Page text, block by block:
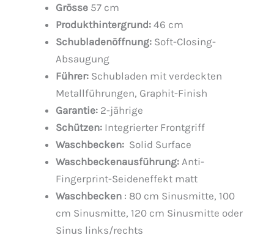
Grösse 57 cm
Produkthintergrund: 46 cm
Schubladenöffnung: Soft-Closing-
Absaugung
Führer: Schubladen mit verdeckten
Metallführungen, Graphit-Finish
Garantie: 2-jährige
Schützen: Integrierter Frontgriff
Waschbecken: Solid Surface
Waschbeckenausführung: Anti-
Fingerprint-Seideneffekt matt
Waschbecken : 80 cm Sinusmitte, 100
cm Sinusmitte, 120 cm Sinusmitte oder
Sinus links/rechts